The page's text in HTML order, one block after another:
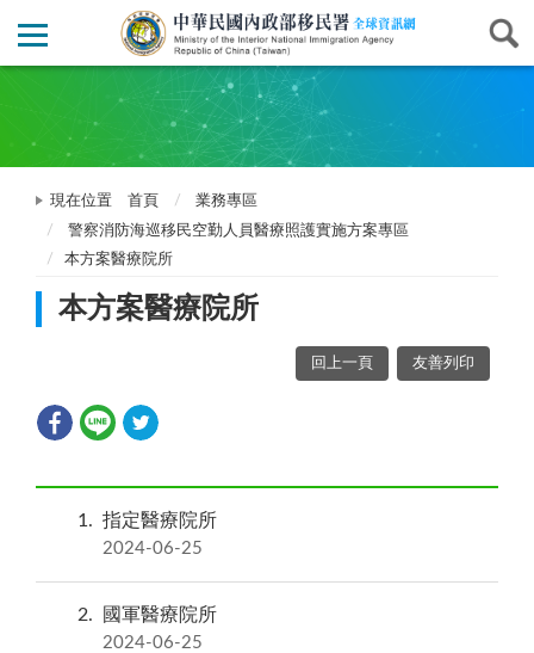
現在位置 首頁
業務專區
警察消防海巡移民空勤人員醫療照護實施方案專區
本方案醫療院所
本方案醫療院所
回上一頁 友善列印
1 指定醫療院所
2024-06-25
2 國軍醫療院所
2024-06-25